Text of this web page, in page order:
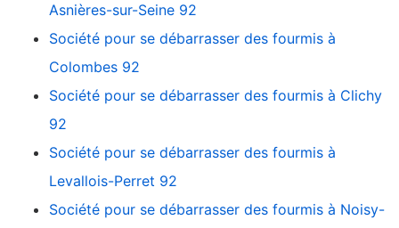
Asnières-sur-Seine 92
Société pour se débarrasser des fourmis à
Colombes 92
Société pour se débarrasser des fourmis à Clichy
92
Société pour se débarrasser des fourmis à
Levallois-Perret 92
Société pour se débarrasser des fourmis à Noisy-